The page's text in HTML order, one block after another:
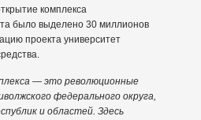
комплекса
было выделено 30 миллионов
проекта университет
— это революционные
федерального округа,
и областей. Здесь